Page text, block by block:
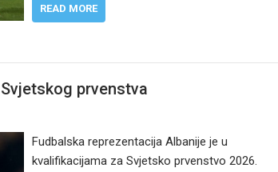
READ MORE
prvenstva
Fudbalska reprezentacija Albanije je u
kvalifikacijama za Svjetsko prvenstvo 2026.